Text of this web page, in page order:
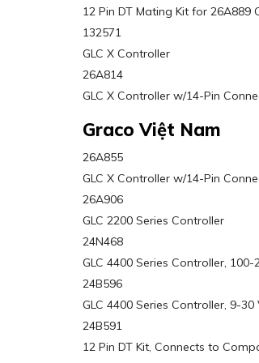
12 Pin DT Mating Kit for 26A889
132571
GLC X Controller
26A814
GLC X Controller w/14-Pin
Graco Việt Nam
26A855
GLC X Controller w/14-Pin
26A906
GLC 2200 Series Controller
24N468
GLC 4400 Series Controller, 100-
24B596
GLC 4400 Series Controller, 9-30
24B591
12 Pin DT Kit, Connects to